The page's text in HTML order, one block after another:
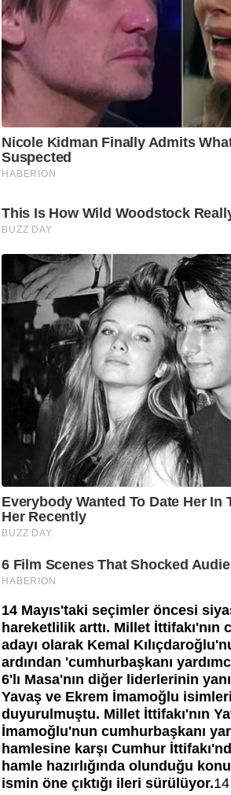
14 Mayıs'taki seçimler öncesi
hareketlilik arttı. Millet İttifakı'nın
adayı olarak Kemal
ardından 'cumhurbaşkanı
6'lı Masa'nın diğer liderlerinin
Yavaş ve Ekrem İmamoğlu
duyurulmuştu. Millet İttifakı'nın
İmamoğlu'nun cumhurbaşkanı
hamlesine karşı Cumhur
hamle hazırlığında olunduğu
ismin öne çıktığı ileri sürülüyor.